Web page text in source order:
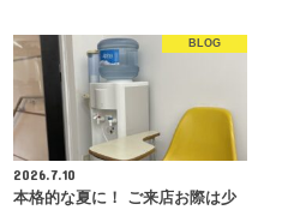
BLOG
2026.7.10
本格的な夏に！ ご来店お際は少